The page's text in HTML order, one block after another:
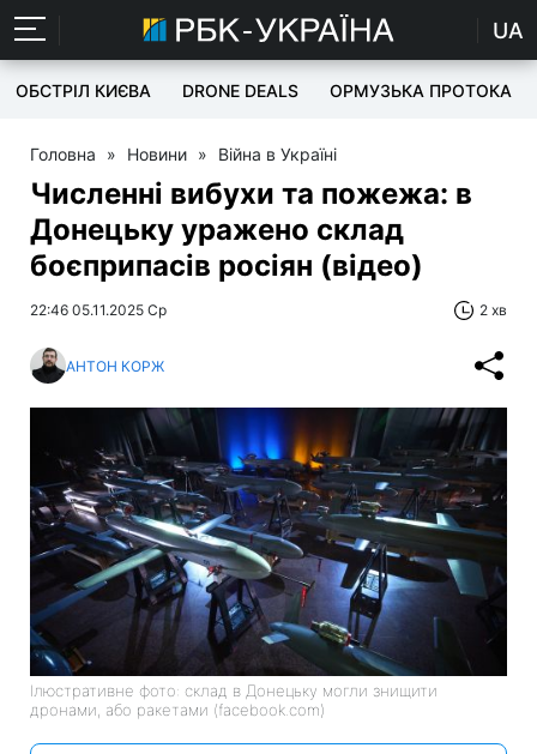
UA
ОБСТРІЛ КИЄВА DRONE DEALS ОРМУЗЬКА ПРОТОКА
Головна » Новини » Війна в Україні
Численні вибухи та пожежа: в
Донецьку уражено склад
боєприпасів росіян (відео)
22:46 05.11.2025 Ср 2 хв
АНТОН КОРЖ
Ілюстративне фото: склад в Донецьку могли знищити
дронами, або ракетами (facebook.com)